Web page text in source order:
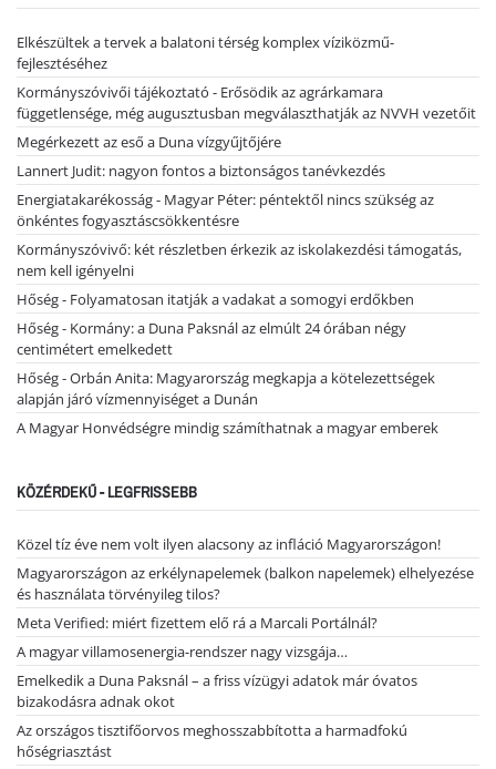
Elkészültek a tervek a balatoni térség komplex víziközmű-
fejlesztéséhez
Kormányszóvivői tájékoztató - Erősödik az agrárkamara
függetlensége, még augusztusban megválaszthatják az NVVH vezetőit
Megérkezett az eső a Duna vízgyűjtőjére
Lannert Judit: nagyon fontos a biztonságos tanévkezdés
Energiatakarékosság - Magyar Péter: péntektől nincs szükség az
önkéntes fogyasztáscsökkentésre
Kormányszóvivő: két részletben érkezik az iskolakezdési támogatás,
nem kell igényelni
Hőség - Folyamatosan itatják a vadakat a somogyi erdőkben
Hőség - Kormány: a Duna Paksnál az elmúlt 24 órában négy
centimétert emelkedett
Hőség - Orbán Anita: Magyarország megkapja a kötelezettségek
alapján járó vízmennyiséget a Dunán
A Magyar Honvédségre mindig számíthatnak a magyar emberek
KÖZÉRDEKŰ - LEGFRISSEBB
Közel tíz éve nem volt ilyen alacsony az infláció Magyarországon!
Magyarországon az erkélynapelemek (balkon napelemek) elhelyezése
és használata törvényileg tilos?
Meta Verified: miért fizettem elő rá a Marcali Portálnál?
A magyar villamosenergia-rendszer nagy vizsgája…
Emelkedik a Duna Paksnál – a friss vízügyi adatok már óvatos
bizakodásra adnak okot
Az országos tisztifőorvos meghosszabbította a harmadfokú
hőségriasztást